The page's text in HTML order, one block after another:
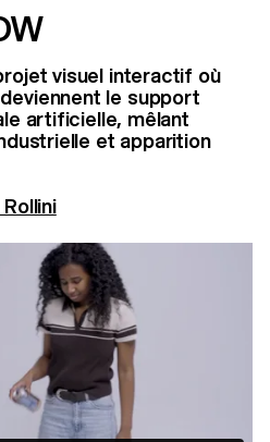
visuel interactif où
le support
artificielle, mêlant
et apparition